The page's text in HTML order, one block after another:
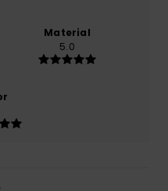
Material
5.0